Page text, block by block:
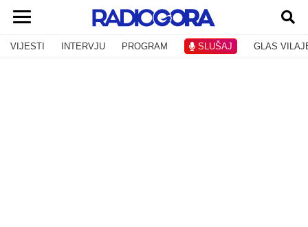
VIJESTI INTERVJU PROGRAM SLUŠAJ GLAS